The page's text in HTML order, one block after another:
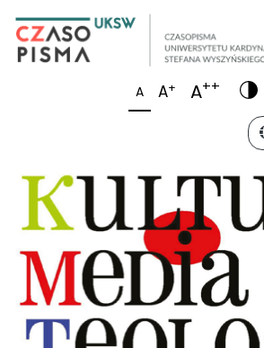
A A+ A++